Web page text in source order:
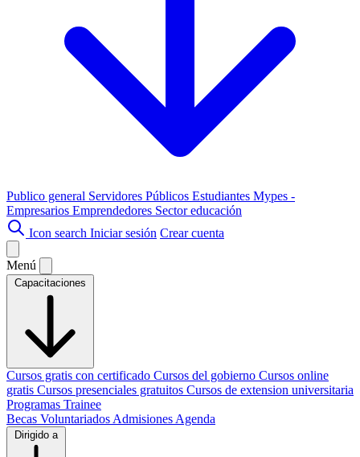
Publico general Servidores Públicos Estudiantes Mypes -
Empresarios Emprendedores Sector educación
Icon search Iniciar sesión Crear cuenta
Menú
Capacitaciones
Cursos gratis con certificado Cursos del gobierno Cursos online
gratis Cursos presenciales gratuitos Cursos de extension universitaria
Programas Trainee
Becas Voluntariados Admisiones Agenda
Dirigido a